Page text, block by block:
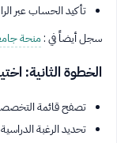
تأكيد الحساب عبر
سجل أيضاً في :منحة
الخطوة الثانية:
تصفح قائمة
تحديد الرغبة